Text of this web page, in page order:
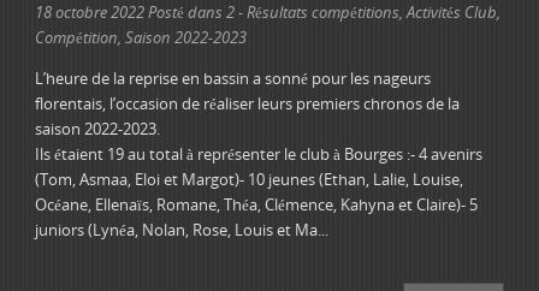
18 octobre 2022Posté dans2 - Résultats compétitions,Activités Club,
Compétition, Saison 2022-2023
L’heure de la reprise en bassin a sonné pour les nageurs
florentais, l’occasion de réaliser leurs premiers chronos de la
saison 2022-2023.
Ils étaient 19 au total à représenter le club à Bourges :- 4 avenirs
(Tom, Asmaa, Eloi et Margot)- 10 jeunes (Ethan, Lalie, Louise,
Océane, Ellenaïs, Romane, Théa, Clémence, Kahyna et Claire)- 5
juniors (Lynéa, Nolan, Rose, Louis et Ma...